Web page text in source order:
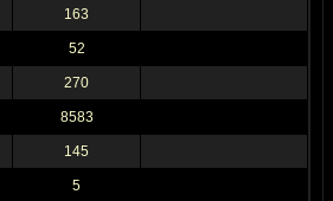
163
52
270
8583
145
5